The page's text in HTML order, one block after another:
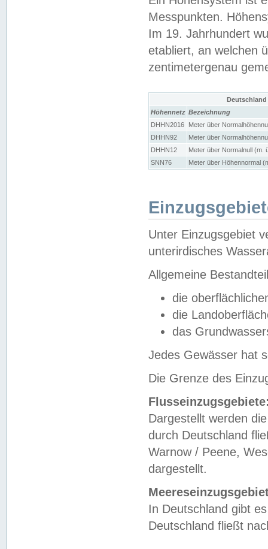
Messpunkten.
Im 19. Jahrhundert
etabliert, an welchen
zentimetergenau
Höhennetz Bezeichnung
DHHN2016
Meter über
DHHN92
Meter über
DHHN12
Meter über Normalnull (m.
SNN76
Meter über Höhennormal
Unter Einzugsgebiet
unterirdisches
Allgemeine
die
die
das
Jedes Gewässer hat
Die Grenze des
Dargestellt werden
durch Deutschland
Warnow / Peene,
dargestellt.
In Deutschland gibt
Deutschland fließt